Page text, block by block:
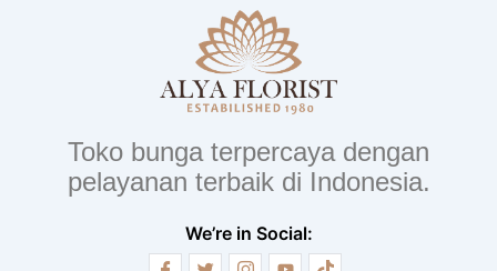
Toko bunga terpercaya dengan
pelayanan terbaik di Indonesia.
We’re in Social: